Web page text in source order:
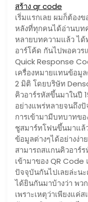
สร้าง qr code
เริ่มแรกเลย ผมก็ต้อง
หลังที่ทุกคนได้อ่านบท
หลายบทความแล้ว ได้
อาร์โค้ด กันไปพอควร
Quick Response
เครื่องหมายแทนข้อมู
2 มิติ โดยบริษัท
คิวอาร์รหัสขึ้นมาในปี
อย่างแพร่หลายจนถึง
การเข้ามามีบทบาทข
ชูสมาร์ทโฟนขึ้นมาแล้
ข้อมูลต่างๆได้อย่างง่า
สามารถสแกนคิวอาร์ร
เข้ามาของ QR
ปัจจุบันกันไปเลยล่ะนะ
ได้ยินกันมาบ้างว่า พว
เพราะเหตุว่าเพียงแค่